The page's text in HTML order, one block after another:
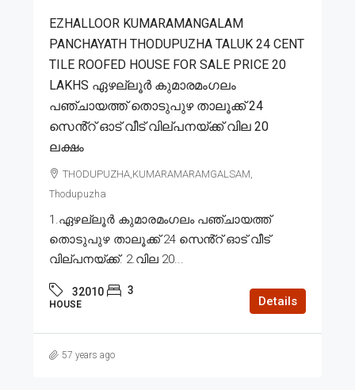
EZHALLOOR KUMARAMANGALAM
PANCHAYATH THODUPUZHA TALUK 24 CENT
TILE ROOFED HOUSE FOR SALE PRICE 20
LAKHS ഏഴല്ലൂർ കുമാരമംഗലം
പഞ്ചായത്ത് തൊടുപുഴ താലൂക്ക് 24
സെൻ്റ് ഓട് വീട് വില്പനയ്ക്ക് വില 20
ലക്ഷം
THODUPUZHA,KUMARAMARAMGALSAM,
Thodupuzha
1.ഏഴല്ലൂർ കുമാരമംഗലം പഞ്ചായത്ത്
തൊടുപുഴ താലൂക്ക് 24 സെൻ്റ് ഓട് വീട്
വില്പനയ്ക്ക്. 2.വില 20...
32010 3
HOUSE Details
57 years ago